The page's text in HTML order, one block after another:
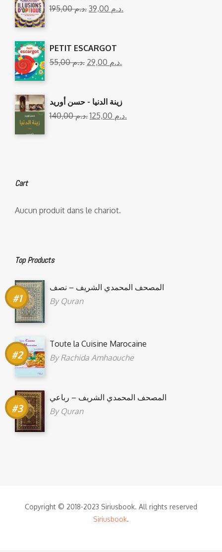
195,00
د.م. 39,00 د.م.
PETIT ESCARGOT
55,00
د.م. 29,00 د.م.
زينة الدنيا - حسن أوريد
140,00
د.م. 125,00 د.م.
Cart
Aucun produit dans le chariot.
Top Products
المصحف المحمدي الشريف – نصف
By Quran
Toute la Cuisine Marocaine
ByRachida Amhaouche
المصحف المحمدي الشريف – رباعي
By Quran
Copyright © 2018-2023 Siriusbook. All rights reserved
Siriusbook.